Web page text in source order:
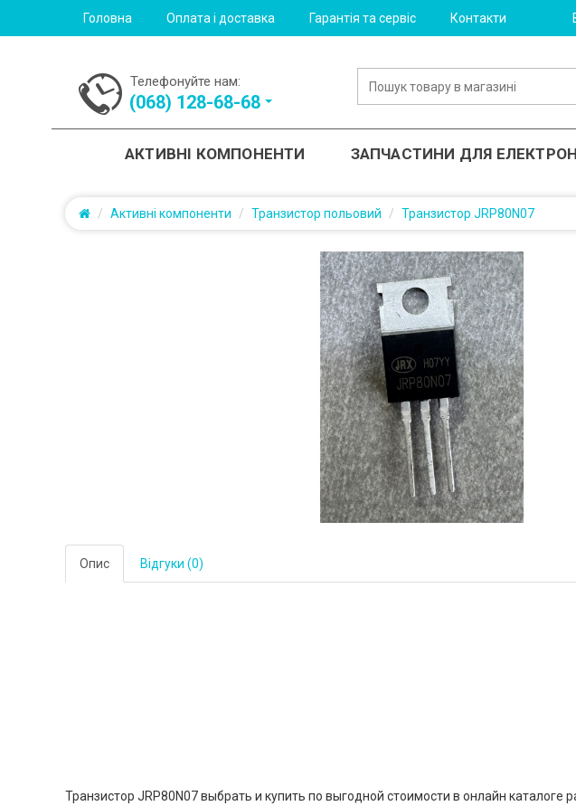
Головна Оплата і доставка Гарантія та сервіс Контакти
Телефонуйте нам:
(‎068) 128-68-68
АКТИВНІ КОМПОНЕНТИ ЗАПЧАСТИНИ ДЛЯ
Активні компоненти Транзистор польовий Транзистор JRP80N07
Опис Відгуки (0)
Транзистор JRP80N07 выбрать и купить по выгодной стоимости в онлайн